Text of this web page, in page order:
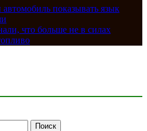
показывать язык
что больше не в силах